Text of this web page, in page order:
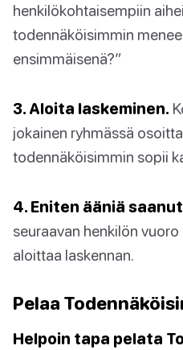
henkilökohtaisempiin
todennäköisimmin
ensimmäisenä?”
3. Aloita laskeminen.
jokainen ryhmässä
todennäköisimmin sopii
4. Eniten ääniä
seuraavan henkilön
aloittaa laskennan.
Pelaa
Helpoin tapa pelata